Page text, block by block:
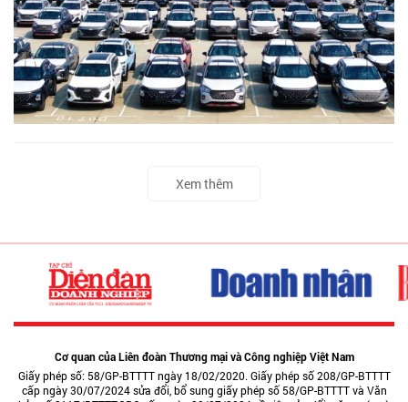
Xem thêm
Cơ quan của Liên đoàn Thương mại và Công nghiệp Việt Nam
Giấy phép số: 58/GP-BTTTT ngày 18/02/2020. Giấy phép số 208/GP-BTTTT
cấp ngày 30/07/2024 sửa đổi, bổ sung giấy phép số 58/GP-BTTTT và Văn